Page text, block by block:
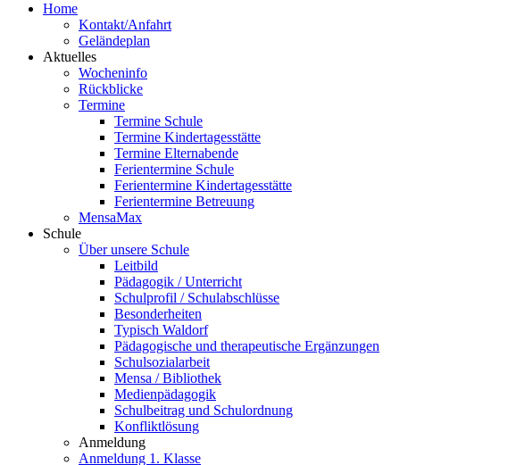
Home
Kontakt/Anfahrt
Geländeplan
Aktuelles
Wocheninfo
Rückblicke
Termine
Termine Schule
Termine Kindertagesstätte
Termine Elternabende
Ferientermine Schule
Ferientermine Kindertagesstätte
Ferientermine Betreuung
MensaMax
Schule
Über unsere Schule
Leitbild
Pädagogik / Unterricht
Schulprofil / Schulabschlüsse
Besonderheiten
Typisch Waldorf
Pädagogische und therapeutische Ergänzungen
Schulsozialarbeit
Mensa / Bibliothek
Medienpädagogik
Schulbeitrag und Schulordnung
Konfliktlösung
Anmeldung
Anmeldung 1. Klasse